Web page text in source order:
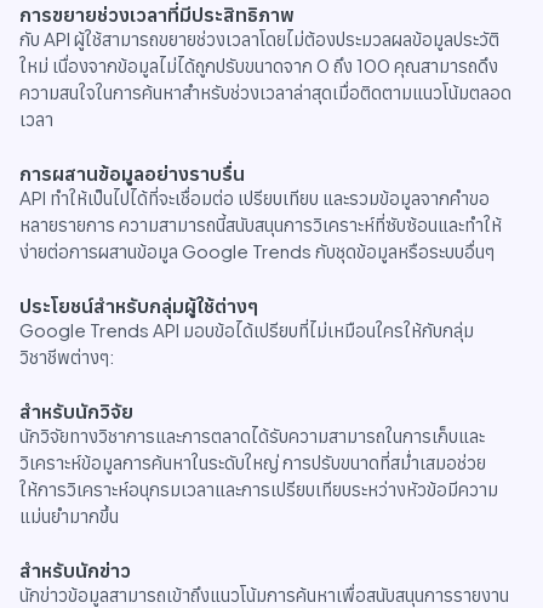
การขยายช่วงเวลาที่มีประสิทธิภาพ
กับ API ผู้ใช้สามารถขยายช่วงเวลาโดยไม่ต้องประมวลผลข้อมูลประวัติ
ใหม่ เนื่องจากข้อมูลไม่ได้ถูกปรับขนาดจาก 0 ถึง 100 คุณสามารถดึง
ความสนใจในการค้นหาสำหรับช่วงเวลาล่าสุดเมื่อติดตามแนวโน้มตลอด
เวลา
การผสานข้อมูลอย่างราบรื่น
API ทำให้เป็นไปได้ที่จะเชื่อมต่อ เปรียบเทียบ และรวมข้อมูลจากคำขอ
หลายรายการ ความสามารถนี้สนับสนุนการวิเคราะห์ที่ซับซ้อนและทำให้
ง่ายต่อการผสานข้อมูล Google Trends กับชุดข้อมูลหรือระบบอื่นๆ
ประโยชน์สำหรับกลุ่มผู้ใช้ต่างๆ
Google Trends API มอบข้อได้เปรียบที่ไม่เหมือนใครให้กับกลุ่ม
วิชาชีพต่างๆ:
สำหรับนักวิจัย
นักวิจัยทางวิชาการและการตลาดได้รับความสามารถในการเก็บและ
วิเคราะห์ข้อมูลการค้นหาในระดับใหญ่ การปรับขนาดที่สม่ำเสมอช่วย
ให้การวิเคราะห์อนุกรมเวลาและการเปรียบเทียบระหว่างหัวข้อมีความ
แม่นยำมากขึ้น
สำหรับนักข่าว
นักข่าวข้อมูลสามารถเข้าถึงแนวโน้มการค้นหาเพื่อสนับสนุนการรายงาน